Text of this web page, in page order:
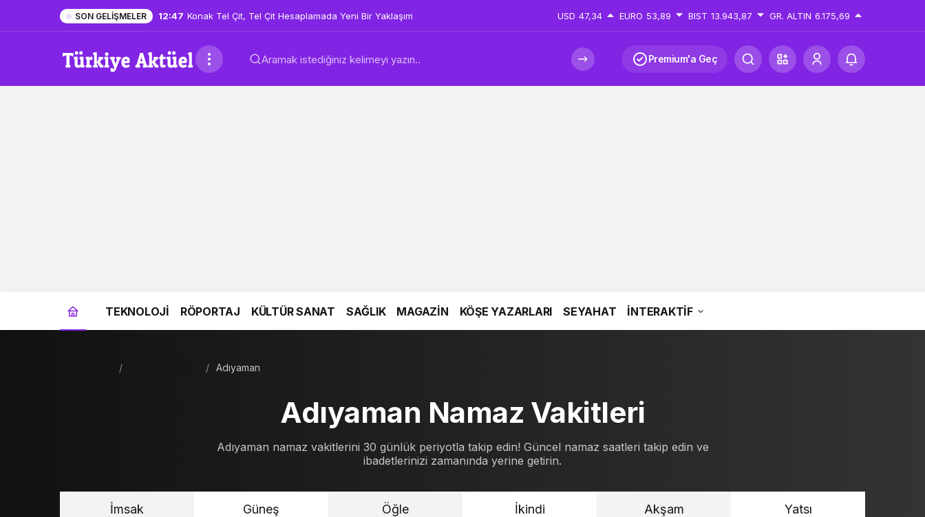
SON GELIŞMELER 12:47 Konak Tel Çit, Tel Çit Hesaplamada Yeni Bir Yaklaşım USD 47,34 EURO 53,89 BIST 13.943,87 GR. ALTIN 6.175,69
Premium'a Geç
TEKNOLOJİ RÖPORTAJ KÜLTÜR SANAT SAĞLIK MAGAZİN KÖŞE YAZARLARI SEYAHAT İNTERAKTİF
Adıyaman
Adıyaman Namaz Vakitleri
Adıyaman namaz vakitlerini 30 günlük periyotla takip edin! Güncel namaz saatleri takip edin ve
ibadetlerinizi zamanında yerine getirin.
İmsak Güneş Öğle İkindi Akşam Yatsı